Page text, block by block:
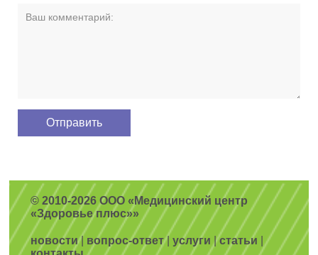
© 2010-2026 ООО «Медицинский центр
«Здоровье плюс»»
новости| вопрос-ответ|услуги |статьи